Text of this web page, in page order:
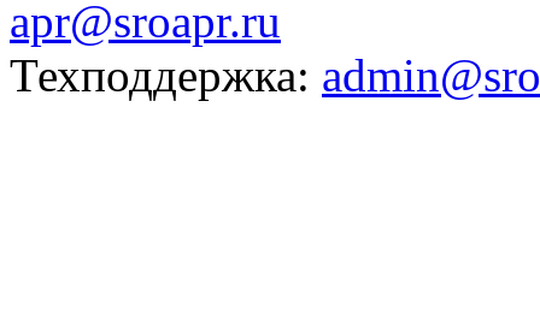
apr@sroapr.ru
Техподдержка: